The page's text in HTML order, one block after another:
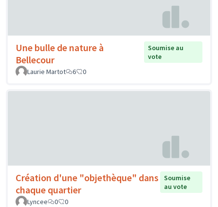
Une bulle de nature à
Bellecour
Soumise au
vote
Laurie Martot
6 0
Création d'une "objethèque" dans
chaque quartier
Soumise
au vote
Lyncee
0 0